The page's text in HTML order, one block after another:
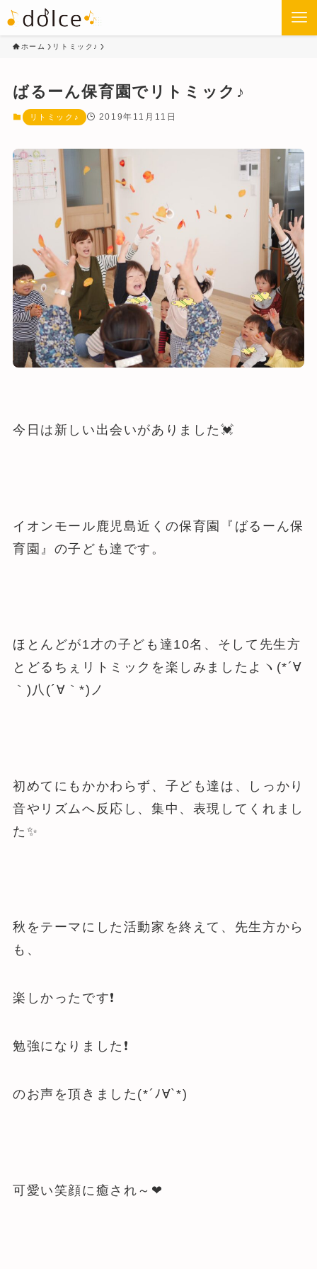
ホーム リトミック♪
ばるーん保育園でリトミック♪
リトミック♪ 2019年11月11日
今日は新しい出会いがありました💓
イオンモール鹿児島近くの保育園『ばるーん保
育園』の子ども達です。
ほとんどが1才の子ども達10名、そして先生方
とどるちぇリトミックを楽しみましたよヽ(*´∀
｀)八(´∀｀*)ノ
初めてにもかかわらず、子ども達は、しっかり
音やリズムへ反応し、集中、表現してくれまし
た✨
秋をテーマにした活動家を終えて、先生方から
も、
楽しかったです❗
勉強になりました❗
のお声を頂きました(*´ﾉ∀`*)
可愛い笑顔に癒され～❤